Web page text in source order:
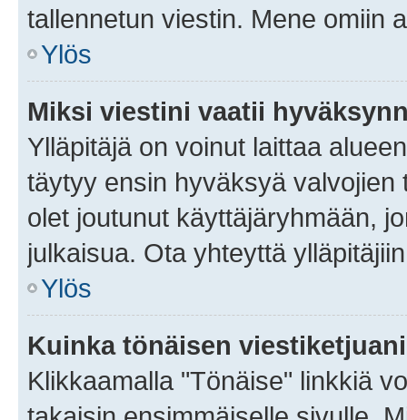
tallennetun viestin. Mene omiin
Ylös
Miksi viestini vaatii
Ylläpitäjä on voinut laittaa
täytyy ensin hyväksyä
olet joutunut käyttäjäryhmään,
julkaisua. Ota yhteyttä
Ylös
Kuinka tönäisen
Klikkaamalla "Tönäise" linkkiä